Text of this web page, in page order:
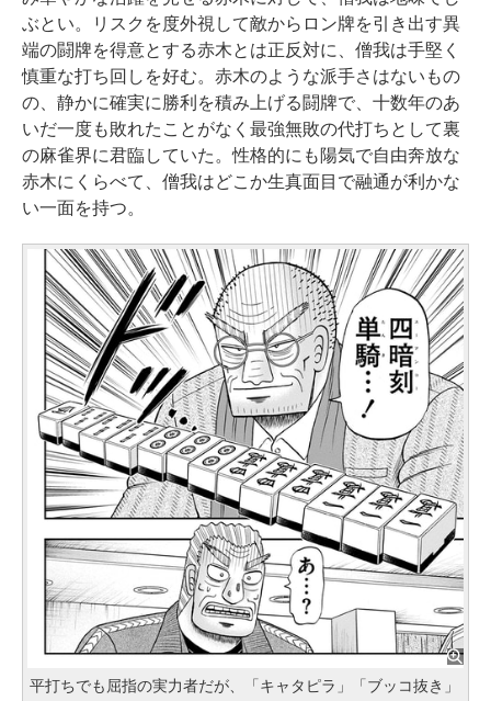
ぶとい。リスクを度外視して敵からロン牌を引き出す異
端の闘牌を得意とする赤木とは正反対に、僧我は手堅く
慎重な打ち回しを好む。赤木のような派手さはないもの
の、静かに確実に勝利を積み上げる闘牌で、十数年のあ
いだ一度も敗れたことがなく最強無敗の代打ちとして裏
の麻雀界に君臨していた。性格的にも陽気で自由奔放な
赤木にくらべて、僧我はどこか生真面目で融通が利かな
い一面を持つ。
平打ちでも屈指の実力者だが、「キャタピラ」「ブッコ抜き」